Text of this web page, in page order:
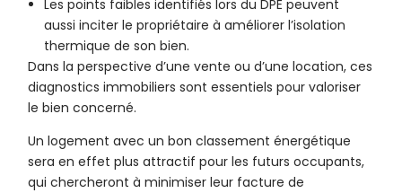
Les points faibles identifiés lors du DPE peuvent
aussi inciter le propriétaire à améliorer l’isolation
thermique de son bien.
Dans la perspective d’une vente ou d’une location, ces
diagnostics immobiliers sont essentiels pour valoriser
le bien concerné.
Un logement avec un bon classement énergétique
sera en effet plus attractif pour les futurs occupants,
qui chercheront à minimiser leur facture de